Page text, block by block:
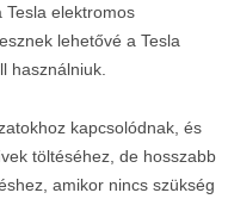
Tesla elektromos
lehetővé a Tesla
használniuk.
kapcsolódnak, és
töltéséhez, de hosszabb
amikor nincs szükség